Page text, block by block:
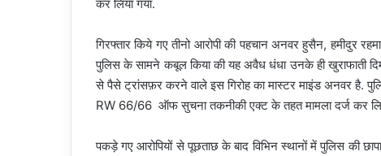
कर लिया गया.
गिरफ्तार किये गए तीनो आरोपी की पहचान अनवर हुसैन, हमीदुर
पुलिस के सामने कबूल किया की यह अवैध धंधा उनके ही खुराफाती
से पैसे ट्रांसफ़र करने वाले इस गिरोह का मास्टर माइंड अनवर है.
RW 66/66 ऑफ सुचना तकनीकी एक्ट के तहत मामला दर्ज कर
पकड़े गए आरोपियों से पूछताछ के बाद विभिन स्थानों में पुलिस की